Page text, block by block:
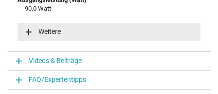
90,0 Watt
100-240V / 50-60Hz
Funktions-LED
Funktions-LED im Gehäuse
Notebook Stecker
Weitere
Videos & Beiträge
FAQ/Expertentipps